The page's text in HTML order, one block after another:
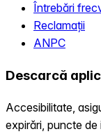
Întrebări
Reclamații
ANPC
Descarcă
Accesibilitate,
expirări, puncte de